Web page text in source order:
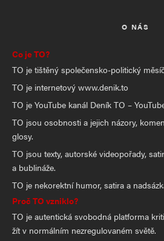
O NÁS
Co je TO?
TO je tištěný společensko-politický
TO je internetový www.denik.to
TO je YouTube kanál Deník TO –
TO jsou osobnosti a jejich názory,
glosy.
TO jsou texty, autorské videopořady,
a bublináže.
TO je nekorektní humor, satira a
Proč TO vzniklo?
TO je autentická svobodná platforma
žít v normálním nezregulovaném světě.